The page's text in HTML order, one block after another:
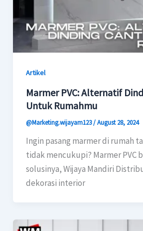
Artikel
Marmer PVC: Alternatif
Untuk Rumahmu
@Marketing.wijayam123/August 28, 2024
Ingin pasang marmer di rumah
tidak mencukupi? Marmer PVC
solusinya, Wijaya Mandiri
dekorasi interior